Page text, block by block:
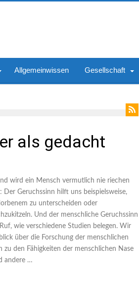
Allgemeinwissen Gesellschaft
als gedacht
wird ein Mensch vermutlich nie riechen
Der Geruchssinn hilft uns beispielsweise,
zu unterscheiden oder
Und der menschliche Geruchssinn
wie verschiedene Studien belegen. Wir
über die Forschung der menschlichen
zu den Fähigkeiten der menschlichen Nase
andere …